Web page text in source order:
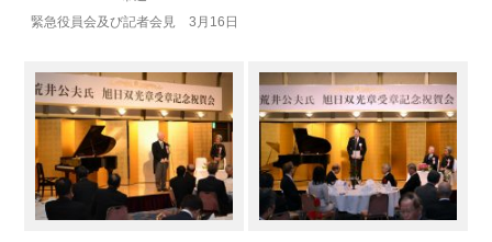
緊急役員会及び記者会見 3月16日